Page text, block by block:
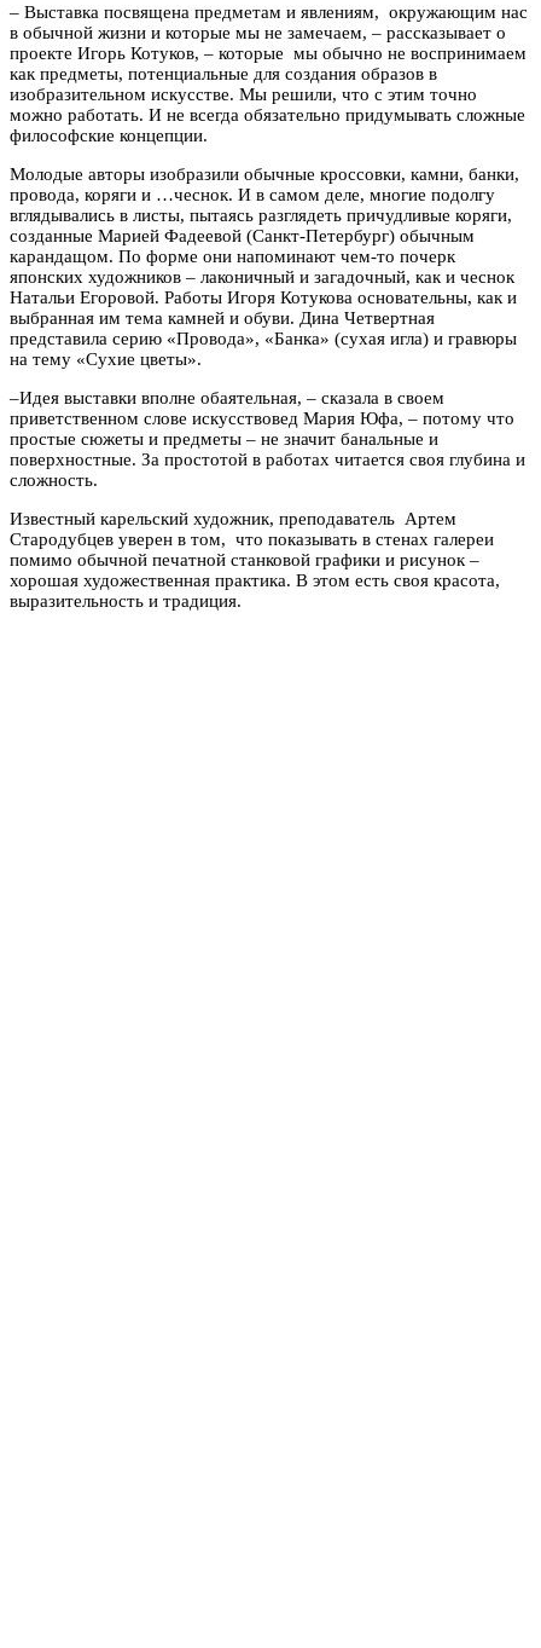
– Выставка посвящена предметам и явлениям, окружающим нас
в обычной жизни и которые мы не замечаем, – рассказывает о
проекте Игорь Котуков, – которые мы обычно не воспринимаем
как предметы, потенциальные для создания образов в
изобразительном искусстве. Мы решили, что с этим точно
можно работать. И не всегда обязательно придумывать сложные
философские концепции.
Молодые авторы изобразили обычные кроссовки, камни, банки,
провода, коряги и …чеснок. И в самом деле, многие подолгу
вглядывались в листы, пытаясь разглядеть причудливые коряги,
созданные Марией Фадеевой (Санкт-Петербург) обычным
карандащом. По форме они напоминают чем-то почерк
японских художников – лаконичный и загадочный, как и чеснок
Натальи Егоровой. Работы Игоря Котукова основательны, как и
выбранная им тема камней и обуви. Дина Четвертная
представила серию «Провода», «Банка» (сухая игла) и гравюры
на тему «Сухие цветы».
–Идея выставки вполне обаятельная, – сказала в своем
приветственном слове искусствовед Мария Юфа, – потому что
простые сюжеты и предметы – не значит банальные и
поверхностные. За простотой в работах читается своя глубина и
сложность.
Известный карельский художник, преподаватель Артем
Стародубцев уверен в том, что показывать в стенах галереи
помимо обычной печатной станковой графики и рисунок –
хорошая художественная практика. В этом есть своя красота,
выразительность и традиция.